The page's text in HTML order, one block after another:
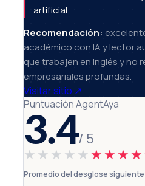
artificial.
Recomendación:
académico con IA y lector
que trabajen en inglés y no
empresariales profundas.
Visitar sitio ↗
Puntuación AgentAya
3.4/ 5
★★★★★
Promedio del desglose siguiente